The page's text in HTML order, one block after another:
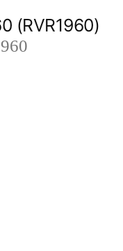
(RVR1960)